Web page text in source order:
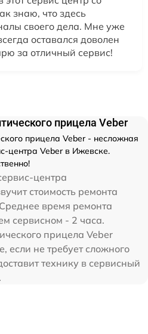
знаю, что здесь
своего дела. Мне уже
оставался доволен
за отличный сервис!
прицела Veber
прицела Veber - несложная
центра Veber в Ижевске.
центра
стоимость ремонта
время ремонта
сервисном - 2 часа.
прицела Veber
если не требует сложного
технику в сервисный